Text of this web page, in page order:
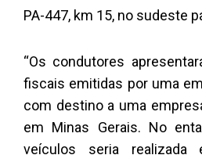
PA-447, km 15, no sudeste
“Os condutores
fiscais emitidas por uma
com destino a uma
em Minas Gerais. No
veículos seria realizada